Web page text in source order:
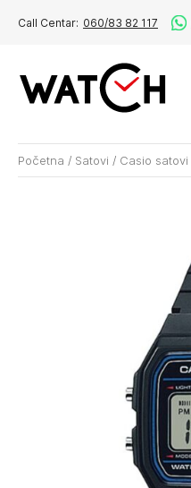
Call Centar: 060/83 82 117
Početna / Satovi / Casio satovi